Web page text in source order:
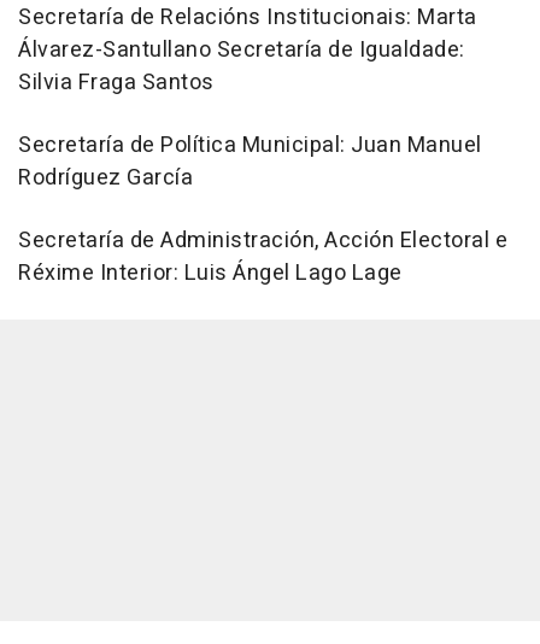
Secretaría de Relacións Institucionais: Marta
Álvarez-Santullano Secretaría de Igualdade:
Silvia Fraga Santos
Secretaría de Política Municipal: Juan Manuel
Rodríguez García
Secretaría de Administración, Acción Electoral e
Réxime Interior: Luis Ángel Lago Lage